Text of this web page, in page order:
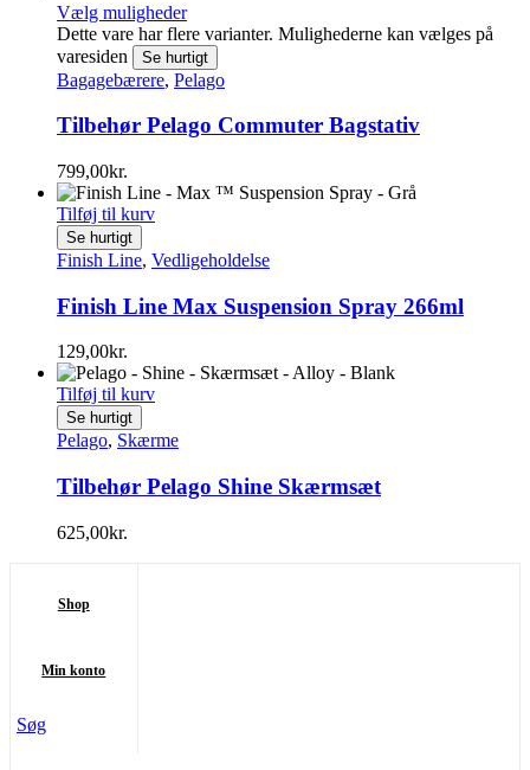
Vælg muligheder
Dette vare har flere varianter. Mulighederne kan vælges på
varesiden
Se hurtigt
Bagagebærere, Pelago
Tilbehør Pelago Commuter Bagstativ
799,00kr.
Tilføj til kurv
Se hurtigt
Finish Line, Vedligeholdelse
Finish Line Max Suspension Spray 266ml
129,00kr.
Tilføj til kurv
Se hurtigt
Pelago, Skærme
Tilbehør Pelago Shine Skærmsæt
625,00kr.
Shop
Min konto
Søg